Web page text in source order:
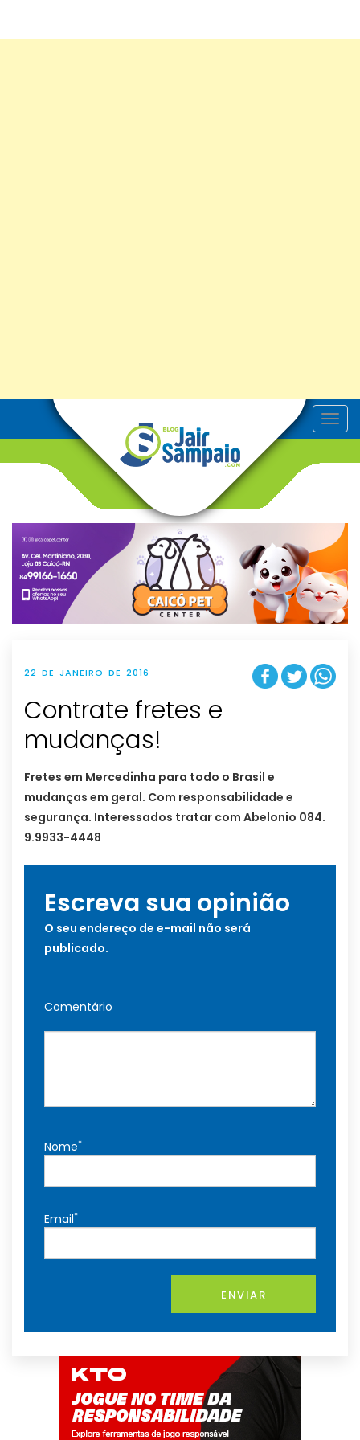
T
o
v
g
t
i
o
n
22 DE JANEIRO DE 2016
Contrate fretes e
mudanças!
Fretes em Mercedinha para todo o Brasil e
mudanças em geral. Com responsabilidade e
segurança. Interessados tratar com Abelonio 084.
9.9933-4448
Escreva sua opinião
O seu endereço de e-mail não será
publicado.
Comentário
Nome*
Email*
ENVIAR